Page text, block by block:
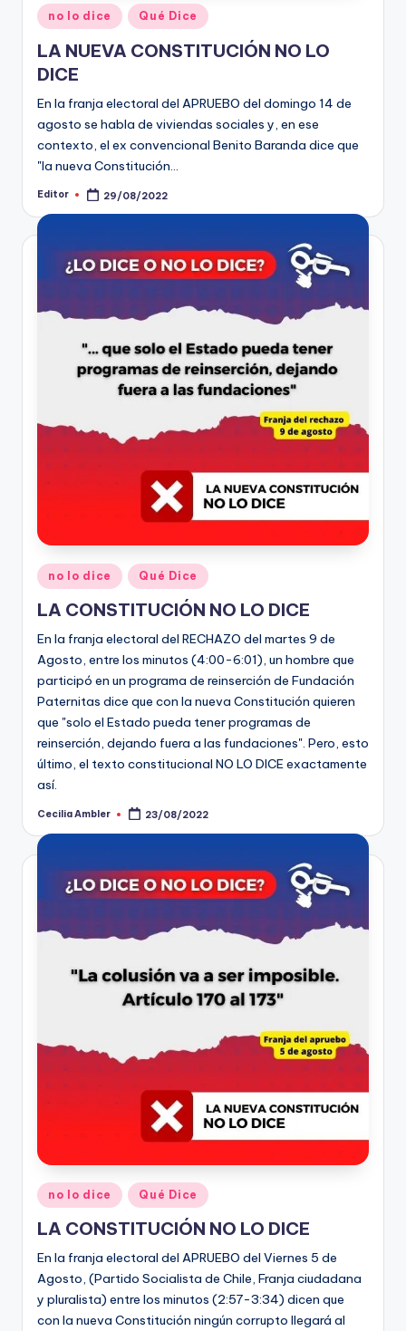
Publicado
en
no lo dice Qué Dice
LA NUEVA CONSTITUCIÓN NO LO
DICE
En la franja electoral del APRUEBO del domingo 14 de
agosto se habla de viviendas sociales y, en ese
contexto, el ex convencional Benito Baranda dice que
"la nueva Constitución…
Publicado
Editor 29/08/2022
Publicado
en
no lo dice Qué Dice
LA CONSTITUCIÓN NO LO DICE
En la franja electoral del RECHAZO del martes 9 de
Agosto, entre los minutos (4:00-6:01), un hombre que
participó en un programa de reinserción de Fundación
Paternitas dice que con la nueva Constitución quieren
que "solo el Estado pueda tener programas de
reinserción, dejando fuera a las fundaciones". Pero, esto
último, el texto constitucional NO LO DICE exactamente
así.
Publicado
Cecilia Ambler 23/08/2022
Publicado
en
no lo dice Qué Dice
LA CONSTITUCIÓN NO LO DICE
En la franja electoral del APRUEBO del Viernes 5 de
Agosto, (Partido Socialista de Chile, Franja ciudadana
y pluralista) entre los minutos (2:57-3:34) dicen que
con la nueva Constitución ningún corrupto llegará al